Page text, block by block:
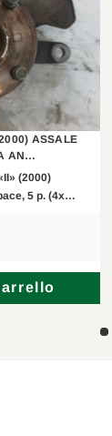
ASSALE
AN…
(2000)
5 p. (4x…